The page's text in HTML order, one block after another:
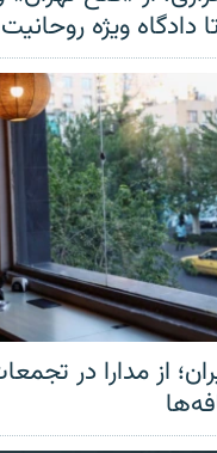
ویژه روحانیت
از مدارا در